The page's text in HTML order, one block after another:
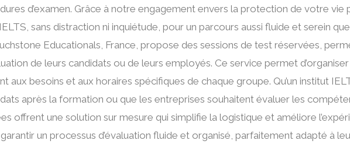
d’examen. Grâce à notre engagement envers la protection de votre vie
sans distraction ni inquiétude, pour un parcours aussi fluide et serein
Educationals, France, propose des sessions de test réservées,
de leurs candidats ou de leurs employés. Ce service permet
aux besoins et aux horaires spécifiques de chaque groupe. Qu’un institut
après la formation ou que les entreprises souhaitent évaluer les
offrent une solution sur mesure qui simplifie la logistique et améliore
un processus d’évaluation fluide et organisé, parfaitement adapté à